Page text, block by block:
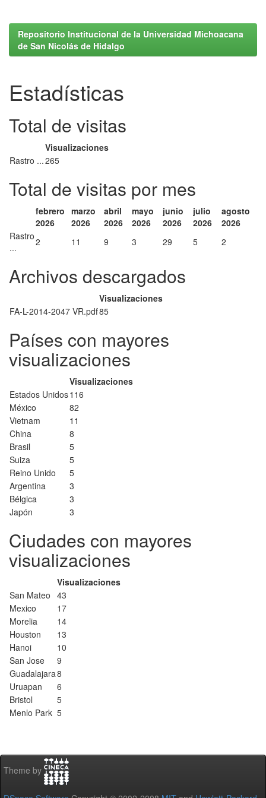
Repositorio Institucional de la Universidad Michoacana
de San Nicolás de Hidalgo
Estadísticas
Total de visitas
Visualizaciones
Rastro ...265
Total de visitas por mes
febrero
2026
marzo
2026
abril
2026
mayo
2026
junio
2026
julio
2026
agosto
2026
Rastro
...
2 11 9 3 29 5 2
Archivos descargados
Visualizaciones
FA-L-2014-2047 VR.pdf85
Países con mayores
visualizaciones
Visualizaciones
Estados Unidos116
México
82
Vietnam
11
China
8
Brasil
5
Suiza
5
Reino Unido
5
Argentina
3
Bélgica
3
Japón
3
Ciudades con mayores
visualizaciones
Visualizaciones
San Mateo 43
Mexico
17
Morelia
14
Houston
13
Hanoi
10
San Jose
9
Guadalajara8
Uruapan
6
Bristol
5
Menlo Park 5
Theme by